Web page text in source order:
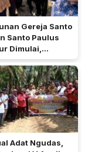
Gereja Santo
Santo Paulus
Dimulai,
Raya Siapkan
Adat Ngudas,